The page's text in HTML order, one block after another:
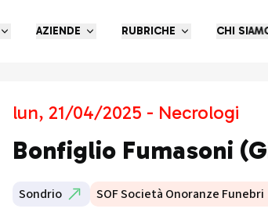
AZIENDE RUBRICHE CHI
lun, 21/04/2025 - Necrologi
Bonfiglio Fumasoni
Sondrio SOF Società Onoranze Funebri